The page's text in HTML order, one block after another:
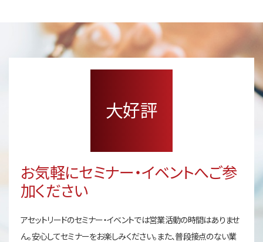
大好評
お気軽にセミナー・イベントへご参
加ください
アセットリードのセミナー・イベントでは営業活動の時間はありませ
ん。安心してセミナーをお楽しみください。また、普段接点のない業